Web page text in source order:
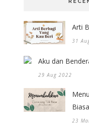
Arti
31
Aku dan
29 Aug 2022
Biasa
23